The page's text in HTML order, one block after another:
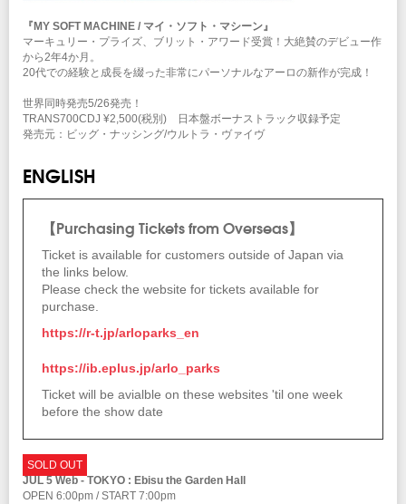
『MY SOFT MACHINE / マイ・ソフト・マシーン』
マーキュリー・プライズ、ブリット・アワード受賞！大絶賛のデビュー作
から2年4か月。
20代での経験と成長を綴った非常にパーソナルなアーロの新作が完成！
世界同時発売5/26発売！
TRANS700CDJ ¥2,500(税別) 日本盤ボーナストラック収録予定
発売元：ビッグ・ナッシング/ウルトラ・ヴァイヴ
ENGLISH
【Purchasing Tickets from Overseas】
Ticket is available for customers outside of Japan via
the links below.
Please check the website for tickets available for
purchase.
https://r-t.jp/arloparks_en
https://ib.eplus.jp/arlo_parks
Ticket will be avialble on these websites 'til one week
before the show date
SOLD OUT
JUL 5 Web - TOKYO : Ebisu the Garden Hall
OPEN 6:00pm / START 7:00pm